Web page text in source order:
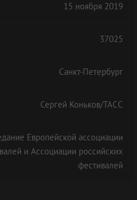
15 ноября 2019
37025
Санкт-Петербург
Сергей Коньков/ТАСС
Европейской ассоциации
и Ассоциации российских
фестивалей